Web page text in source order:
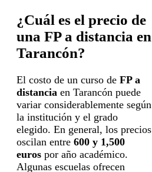
¿Cuál es el precio de
una FP a distancia en
Tarancón?
El costo de un curso de FP a
distancia en Tarancón puede
variar considerablemente según
la institución y el grado
elegido. En general, los precios
oscilan entre 600 y 1,500
euros por año académico.
Algunas escuelas ofrecen